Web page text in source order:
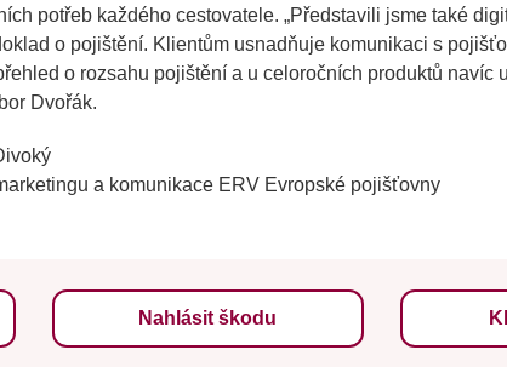
potřeb každého cestovatele. „Představili jsme také
o pojištění. Klientům usnadňuje komunikaci s
o rozsahu pojištění a u celoročních produktů navíc
Dvořák.
a komunikace ERV Evropské pojišťovny
Nahlásit škodu